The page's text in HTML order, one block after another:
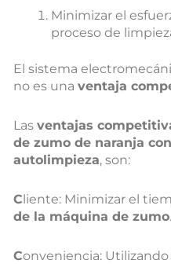
Minimizar el
proceso de
El sistema
no es unaventaja
Lasventajas
de zumo de naranja
autolimpieza, son:
Cliente: Minimizar el
de la máquina de zumo.
Conveniencia: